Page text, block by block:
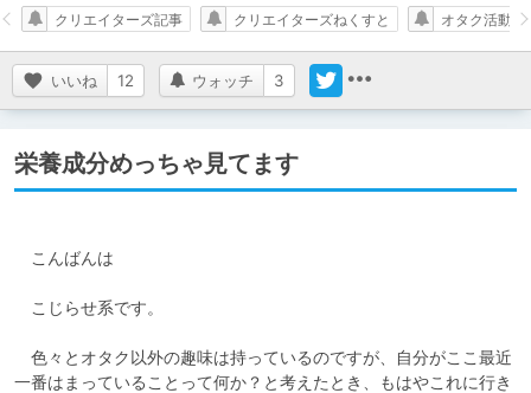
いいね 12 ウォッチ 3
クリエイターズ記事 クリエイターズねくすと オタク活動以
栄養成分めっちゃ見てます
こんばんは
こじらせ系です。
色々とオタク以外の趣味は持っているのですが、自分がここ最近
一番はまっていることって何か？と考えたとき、もはやこれに行き